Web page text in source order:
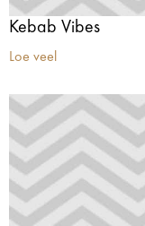
Kebab Vibes
Loe veel